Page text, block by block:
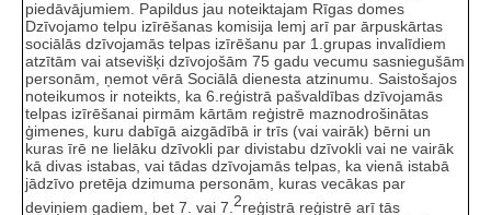
piedāvājumiem. Papildus jau noteiktajam Rīgas domes
Dzīvojamo telpu izīrēšanas komisija lemj arī par ārpuskārtas
sociālās dzīvojamās telpas izīrēšanu par 1.grupas invalīdiem
atzītām vai atsevišķi dzīvojošām 75 gadu vecumu sasniegušām
personām, ņemot vērā Sociālā dienesta atzinumu.
Saistošajos
noteikumos ir noteikts, ka 6.reģistrā pašvaldības dzīvojamās
telpas izīrēšanai pirmām kārtām reģistrē maznodrošinātas
ģimenes, kuru dabīgā aizgādībā ir trīs (vai vairāk) bērni un
kuras īrē ne lielāku dzīvokli par divistabu dzīvokli vai ne vairāk
kā divas istabas, vai tādas dzīvojamās telpas, ka vienā istabā
jādzīvo pretēja dzimuma personām, kuras vecākas par
deviņiem gadiem, bet 7. vai 7. 2reģistrā reģistrē arī tās